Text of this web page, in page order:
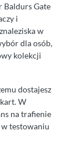
Baldurs Gate
i
w
dla osób,
kolekcji
dostajesz
W
na trafienie
testowaniu